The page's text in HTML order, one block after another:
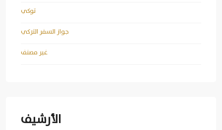
توكي
جواز السفر التركي
غير مصنف
الأرشيف